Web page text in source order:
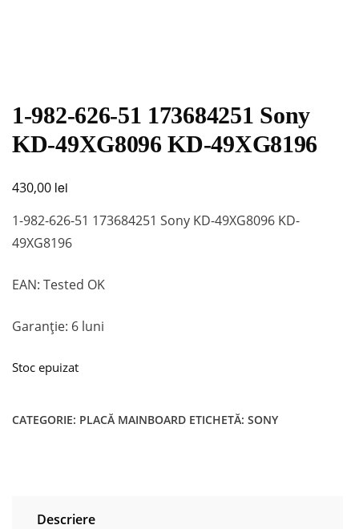
1-982-626-51 173684251 Sony
KD-49XG8096 KD-49XG8196
430,00 lei
1-982-626-51 173684251 Sony KD-49XG8096 KD-
49XG8196
EAN: Tested OK
Garanție: 6 luni
Stoc epuizat
CATEGORIE: PLACĂ MAINBOARD ETICHETĂ: SONY
Descriere